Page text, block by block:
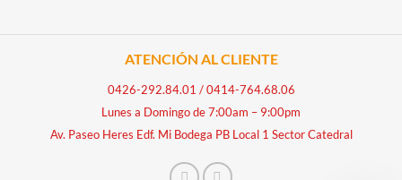
ATENCIÓN AL CLIENTE
0426-292.84.01 /0414-764.68.06
Lunes a Domingo de 7:00am – 9:00pm
Av. Paseo Heres Edf. Mi Bodega PB Local 1 Sector Catedral